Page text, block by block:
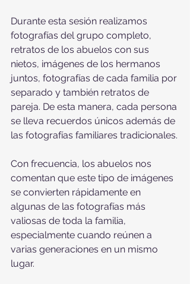
Durante esta sesión realizamos
fotografías del grupo completo,
retratos de los abuelos con sus
nietos, imágenes de los hermanos
juntos, fotografías de cada familia por
separado y también retratos de
pareja. De esta manera, cada persona
se lleva recuerdos únicos además de
las fotografías familiares tradicionales.
Con frecuencia, los abuelos nos
comentan que este tipo de imágenes
se convierten rápidamente en
algunas de las fotografías más
valiosas de toda la familia,
especialmente cuando reúnen a
varias generaciones en un mismo
lugar.